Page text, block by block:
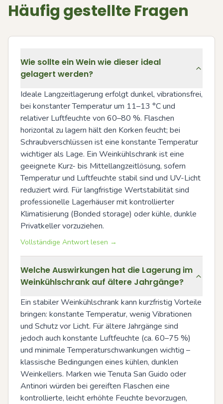
Häufig gestellte Fragen
Wie sollte ein Wein wie dieser ideal
gelagert werden?
Ideale Langzeitlagerung erfolgt dunkel, vibrationsfrei,
bei konstanter Temperatur um 11–13 °C und
relativer Luftfeuchte von 60–80 %. Flaschen
horizontal zu lagern hält den Korken feucht; bei
Schraubverschlüssen ist eine konstante Temperatur
wichtiger als Lage. Ein Weinkühlschrank ist eine
geeignete Kurz- bis Mittellangzeitlösung, sofern
Temperatur und Luftfeuchte stabil sind und UV-Licht
reduziert wird. Für langfristige Wertstabilität sind
professionelle Lagerhäuser mit kontrollierter
Klimatisierung (Bonded storage) oder kühle, dunkle
Privatkeller vorzuziehen.
Vollständige Antwort lesen →
Welche Auswirkungen hat die Lagerung im
Weinkühlschrank auf ältere Jahrgänge?
Ein stabiler Weinkühlschrank kann kurzfristig Vorteile
bringen: konstante Temperatur, wenig Vibrationen
und Schutz vor Licht. Für ältere Jahrgänge sind
jedoch auch konstante Luftfeuchte (ca. 60–75 %)
und minimale Temperaturschwankungen wichtig –
klassische Bedingungen eines kühlen, dunklen
Weinkellers. Marken wie Tenuta San Guido oder
Antinori würden bei gereiften Flaschen eine
kontrollierte, leicht erhöhte Feuchte bevorzugen,